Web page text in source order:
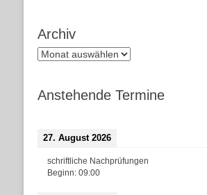
Archiv
Archiv
Anstehende Termine
27. August 2026
schriftliche Nachprüfungen
Beginn: 09:00